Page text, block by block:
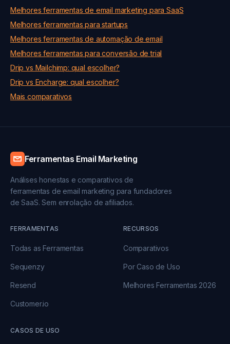
Melhores ferramentas de email marketing para SaaS
Melhores ferramentas para startups
Melhores ferramentas de automação de email
Melhores ferramentas para conversão de trial
Drip vs Mailchimp: qual escolher?
Drip vs Encharge: qual escolher?
Mais comparativos
Ferramentas Email Marketing
Análises honestas e comparativos de
ferramentas de email marketing para fundadores
de SaaS. Sem enrolação de afiliados.
FERRAMENTAS
Todas as Ferramentas
Sequenzy
Resend
Customer.io
RECURSOS
Comparativos
Por Caso de Uso
Melhores Ferramentas 2026
CASOS DE USO